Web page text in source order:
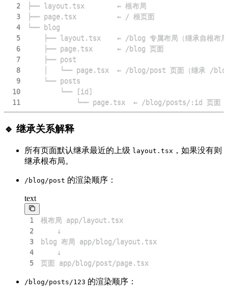
2
3
4
5
6
7
8
9
10
11
└── page.tsx  ← /blog/posts/:id 页面
🔹 继承关系解释
所有页面默认继承最近的上级 layout.tsx ，如果没有则
继承根布局。
/blog/post 的渲染顺序：
text
1
2
3
4
5
页面 app/blog/post/page.tsx
/blog/posts/123 的渲染顺序：